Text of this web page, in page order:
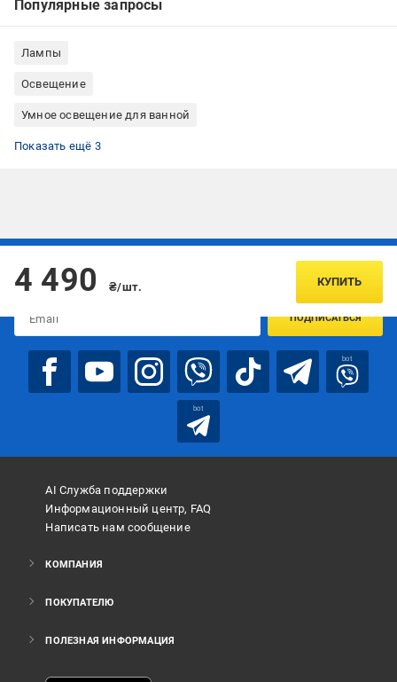
Популярные запросы
Лампы
Освещение
Умное освещение для ванной
Умное освещение для детской
Умное освещение для спальни
Умное освещение для коридора
Показать ещё 3
4 490 ₴/шт. КУПИТЬ
Подписывайтесь, чтобы узнавать первым об акцияx и
ПОДПИСАТЬСЯ
bot
bot
AI Служба поддержки
Информационный центр, FAQ
Написать нам сообщение
КОМПАНИЯ
ПОКУПАТЕЛЮ
ПОЛЕЗНАЯ ИНФОРМАЦИЯ